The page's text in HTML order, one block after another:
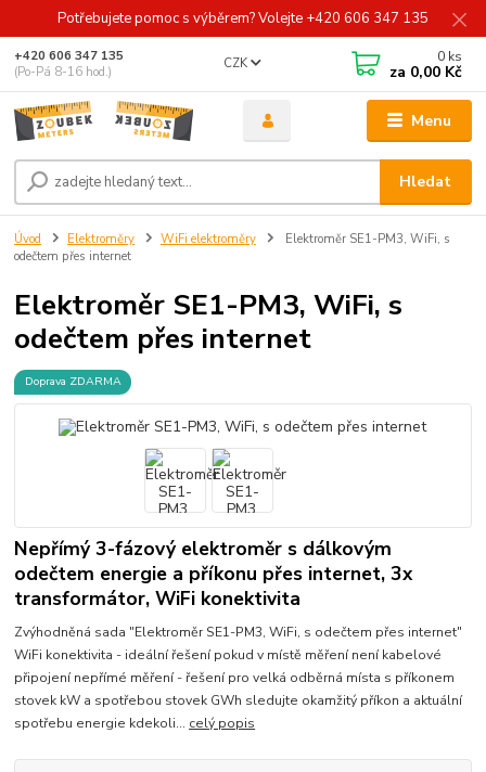
Potřebujete pomoc s výběrem? Volejte +420 606 347 135
Menu
CZK
Hledat
+420 606 347 135
(Po-Pá 8-16 hod.)
0 ks
za 0,00 Kč
Úvod Elektroměry WiFi elektroměry
Elektroměr SE1-PM3, WiFi, s
odečtem přes internet
Elektroměr SE1-PM3, WiFi, s
odečtem přes internet
Doprava ZDARMA
Nepřímý 3-fázový elektroměr s dálkovým
odečtem energie a příkonu přes internet, 3x
transformátor, WiFi konektivita
Zvýhodněná sada "Elektroměr SE1-PM3, WiFi, s odečtem přes internet"
WiFi konektivita - ideální řešení pokud v místě měření není kabelové
připojení nepřímé měření - řešení pro velká odběrná místa s příkonem
stovek kW a spotřebou stovek GWh sledujte okamžitý příkon a aktuální
spotřebu energie kdekoli... celý popis